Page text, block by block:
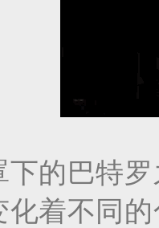
下的巴特
化着不同